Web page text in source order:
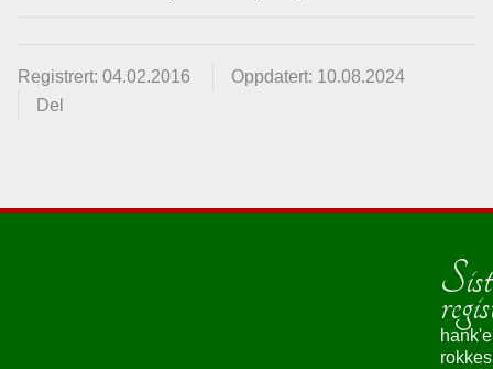
Registrert: 04.02.2016
Oppdatert: 10.08.2024
Del
hank'e